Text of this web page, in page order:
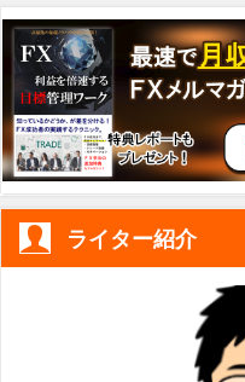
ライター紹介